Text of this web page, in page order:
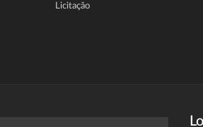
Licitação